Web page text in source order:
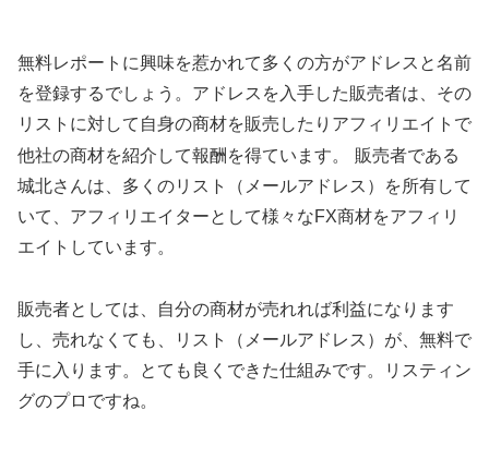
無料レポートに興味を惹かれて多くの方がアドレスと名前
を登録するでしょう。アドレスを入手した販売者は、その
リストに対して自身の商材を販売したりアフィリエイトで
他社の商材を紹介して報酬を得ています。
販売者である
城北さんは、多くのリスト（メールアドレス）を所有して
いて、アフィリエイターとして様々なFX商材をアフィリ
エイトしています。
販売者としては、自分の商材が売れれば利益になります
し、売れなくても、リスト（メールアドレス）が、無料で
手に入ります。とても良くできた仕組みです。リスティン
グのプロですね。